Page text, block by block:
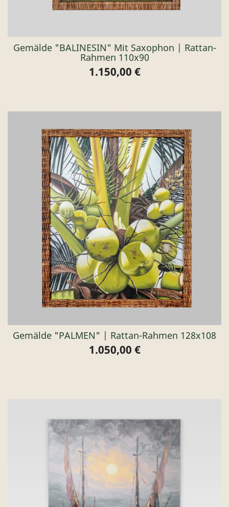
Gemälde "BALINESIN" Mit Saxophon | Rattan-
Rahmen 110x90
Preis
1.150,00 €
Gemälde "PALMEN" | Rattan-Rahmen 128x108
Preis
1.050,00 €